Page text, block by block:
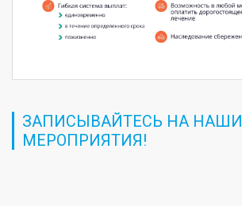
ЗАПИСЫВАЙТЕСЬ НА НАШИ
МЕРОПРИЯТИЯ!